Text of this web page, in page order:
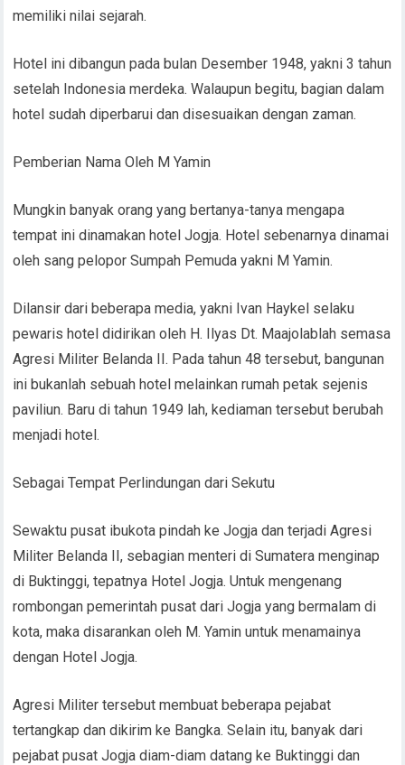
memiliki nilai sejarah.
Hotel ini dibangun pada bulan Desember 1948, yakni 3 tahun
setelah Indonesia merdeka. Walaupun begitu, bagian dalam
hotel sudah diperbarui dan disesuaikan dengan zaman.
Pemberian Nama Oleh M Yamin
Mungkin banyak orang yang bertanya-tanya mengapa
tempat ini dinamakan hotel Jogja. Hotel sebenarnya dinamai
oleh sang pelopor Sumpah Pemuda yakni M Yamin.
Dilansir dari beberapa media, yakni Ivan Haykel selaku
pewaris hotel didirikan oleh H. Ilyas Dt. Maajolablah semasa
Agresi Militer Belanda II. Pada tahun 48 tersebut, bangunan
ini bukanlah sebuah hotel melainkan rumah petak sejenis
paviliun. Baru di tahun 1949 lah, kediaman tersebut berubah
menjadi hotel.
Sebagai Tempat Perlindungan dari Sekutu
Sewaktu pusat ibukota pindah ke Jogja dan terjadi Agresi
Militer Belanda II, sebagian menteri di Sumatera menginap
di Buktinggi, tepatnya Hotel Jogja. Untuk mengenang
rombongan pemerintah pusat dari Jogja yang bermalam di
kota, maka disarankan oleh M. Yamin untuk menamainya
dengan Hotel Jogja.
Agresi Militer tersebut membuat beberapa pejabat
tertangkap dan dikirim ke Bangka. Selain itu, banyak dari
pejabat pusat Jogja diam-diam datang ke Buktinggi dan